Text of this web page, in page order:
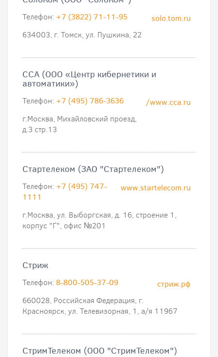
solo.tom.ru
Телефон: +7 (3822) 71-11-95
634003, г. Томск, ул. Пушкина, 22
ССА (ООО «Центр кибернетики и
автоматики»)
/www.cca.ru
Телефон: +7 (495) 786-3636
г.Москва, Михайловский проезд,
д.3 стр.13
Стартелеком (ЗАО "Стартелеком")
www.startelecom.ru
Телефон: +7 (495) 747-
1111
г.Москва, ул. Выборгская, д. 16, строение 1,
корпус "Г", офис №201
Стриж
стриж.рф
Телефон: 8-800-505-37-09
660028, Российская Федерация, г.
Красноярск, ул. Телевизорная, 1, а/я 11967
СтримТелеком (ООО "СтримТелеком")